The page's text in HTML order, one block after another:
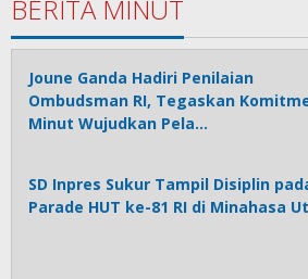
BERITA MINUT
Joune Ganda Hadiri Penilaian
Ombudsman RI, Tegaskan
Minut Wujudkan Pela…
SD Inpres Sukur Tampil Disiplin
Parade HUT ke-81 RI di Minahasa